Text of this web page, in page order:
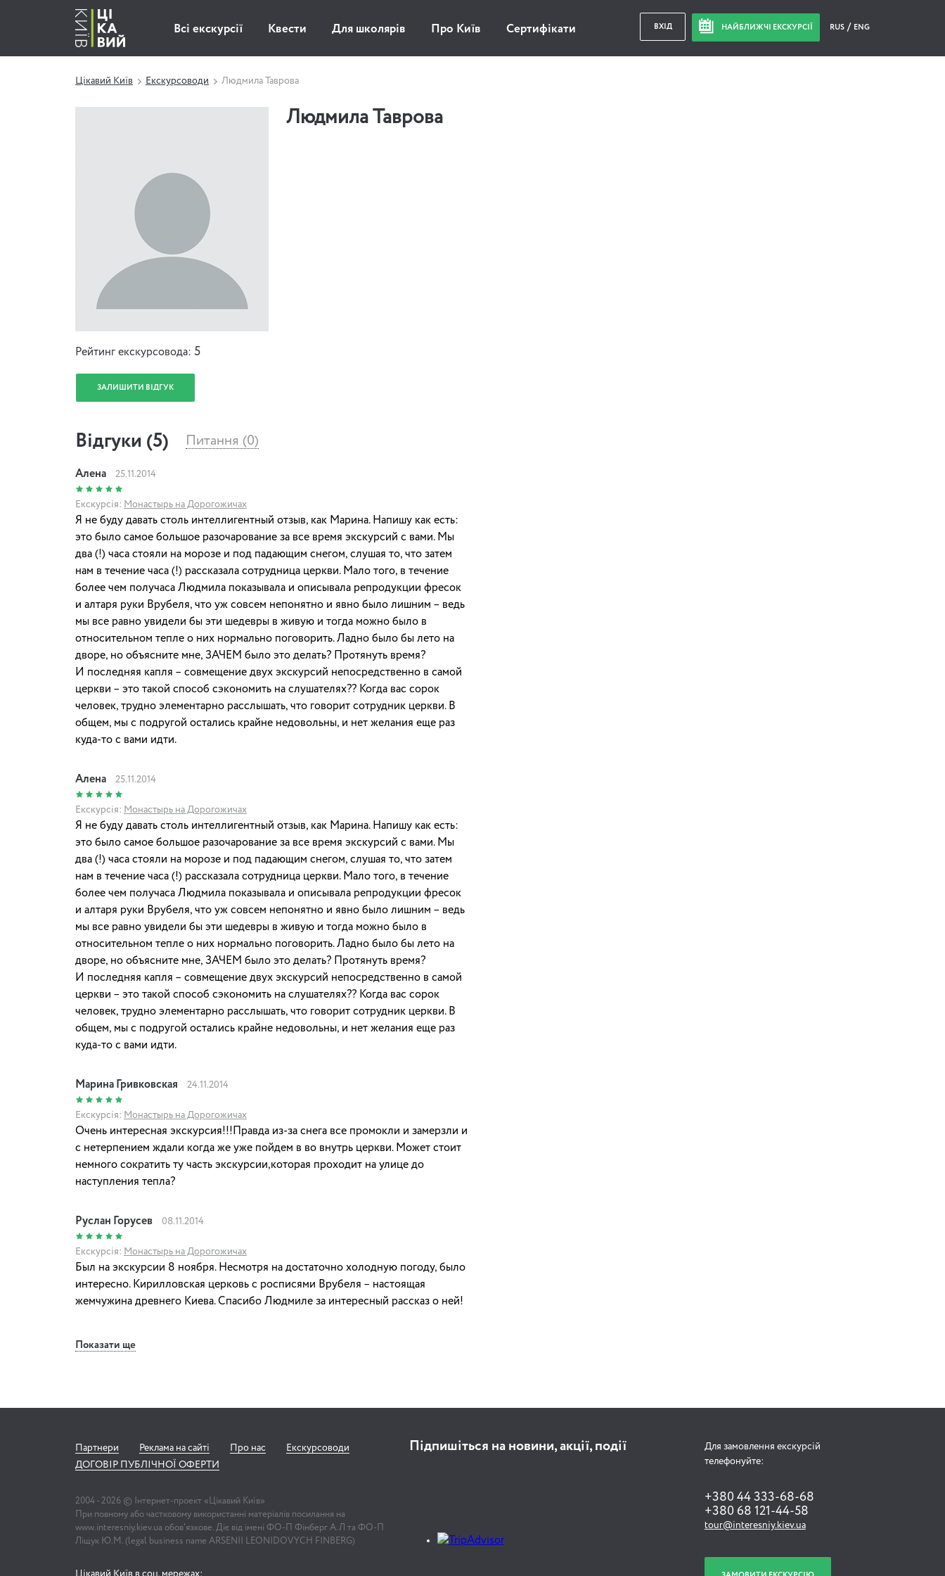
Всі екскурсії Квести Для школярів Про Київ Сертифікати ВХІД НАЙБЛИЖЧІ ЕКСКУРСІЇ RUS ENG
Цікавий Київ Екскурсоводи Людмила Таврова
Рейтинг екскурсовода: 5
ЗАЛИШИТИ ВІДГУК
Людмила Таврова
Відгуки (5) Питання (0)
Алена 25.11.2014
Екскурсія: Монастырь на Дорогожичах
Я не буду давать столь интеллигентный отзыв, как Марина. Напишу как есть:
это было самое большое разочарование за все время экскурсий с вами. Мы
два (!) часа стояли на морозе и под падающим снегом, слушая то, что затем
нам в течение часа (!) рассказала сотрудница церкви. Мало того, в течение
более чем получаса Людмила показывала и описывала репродукции фресок
и алтаря руки Врубеля, что уж совсем непонятно и явно было лишним – ведь
мы все равно увидели бы эти шедевры в живую и тогда можно было в
относительном тепле о них нормально поговорить. Ладно было бы лето на
дворе, но объясните мне, ЗАЧЕМ было это делать? Протянуть время?
И последняя капля – совмещение двух экскурсий непосредственно в самой
церкви – это такой способ сэкономить на слушателях?? Когда вас сорок
человек, трудно элементарно расслышать, что говорит сотрудник церкви. В
общем, мы с подругой остались крайне недовольны, и нет желания еще раз
куда-то с вами идти.
Алена 25.11.2014
Екскурсія: Монастырь на Дорогожичах
Я не буду давать столь интеллигентный отзыв, как Марина. Напишу как есть:
это было самое большое разочарование за все время экскурсий с вами. Мы
два (!) часа стояли на морозе и под падающим снегом, слушая то, что затем
нам в течение часа (!) рассказала сотрудница церкви. Мало того, в течение
более чем получаса Людмила показывала и описывала репродукции фресок
и алтаря руки Врубеля, что уж совсем непонятно и явно было лишним – ведь
мы все равно увидели бы эти шедевры в живую и тогда можно было в
относительном тепле о них нормально поговорить. Ладно было бы лето на
дворе, но объясните мне, ЗАЧЕМ было это делать? Протянуть время?
И последняя капля – совмещение двух экскурсий непосредственно в самой
церкви – это такой способ сэкономить на слушателях?? Когда вас сорок
человек, трудно элементарно расслышать, что говорит сотрудник церкви. В
общем, мы с подругой остались крайне недовольны, и нет желания еще раз
куда-то с вами идти.
Марина Гривковская 24.11.2014
Екскурсія: Монастырь на Дорогожичах
Очень интересная экскурсия!!!Правда из-за снега все промокли и замерзли и
с нетерпением ждали когда же уже пойдем в во внутрь церкви. Может стоит
немного сократить ту часть экскурсии,которая проходит на улице до
наступления тепла?
Руслан Горусев 08.11.2014
Екскурсія: Монастырь на Дорогожичах
Был на экскурсии 8 ноября. Несмотря на достаточно холодную погоду, было
интересно. Кирилловская церковь с росписями Врубеля – настоящая
жемчужина древнего Киева. Спасибо Людмиле за интересный рассказ о ней!
Показати ще
Партнери Реклама на сайті Про нас
Екскурсоводи
ДОГОВІР ПУБЛІЧНОЇ ОФЕРТИ
2004 - 2026 © Інтернет-проект «Цікавий Київ»
При повному або частковому використанні матеріалів посилання на
www.interesniy.kiev.ua обов'язкове. Діє від імені ФО-П Фінберг А.Л та ФО-П
Ліщук Ю.М. (legal business name ARSENII LEONIDOVYCH FINBERG)
Цікавий Київ в соц. мережах:
Підпишіться на новини, акції, події
Для замовлення екскурсій
телефонуйте:
+380 44 333-68-68
+380 68 121-44-58
tour@interesniy.kiev.ua